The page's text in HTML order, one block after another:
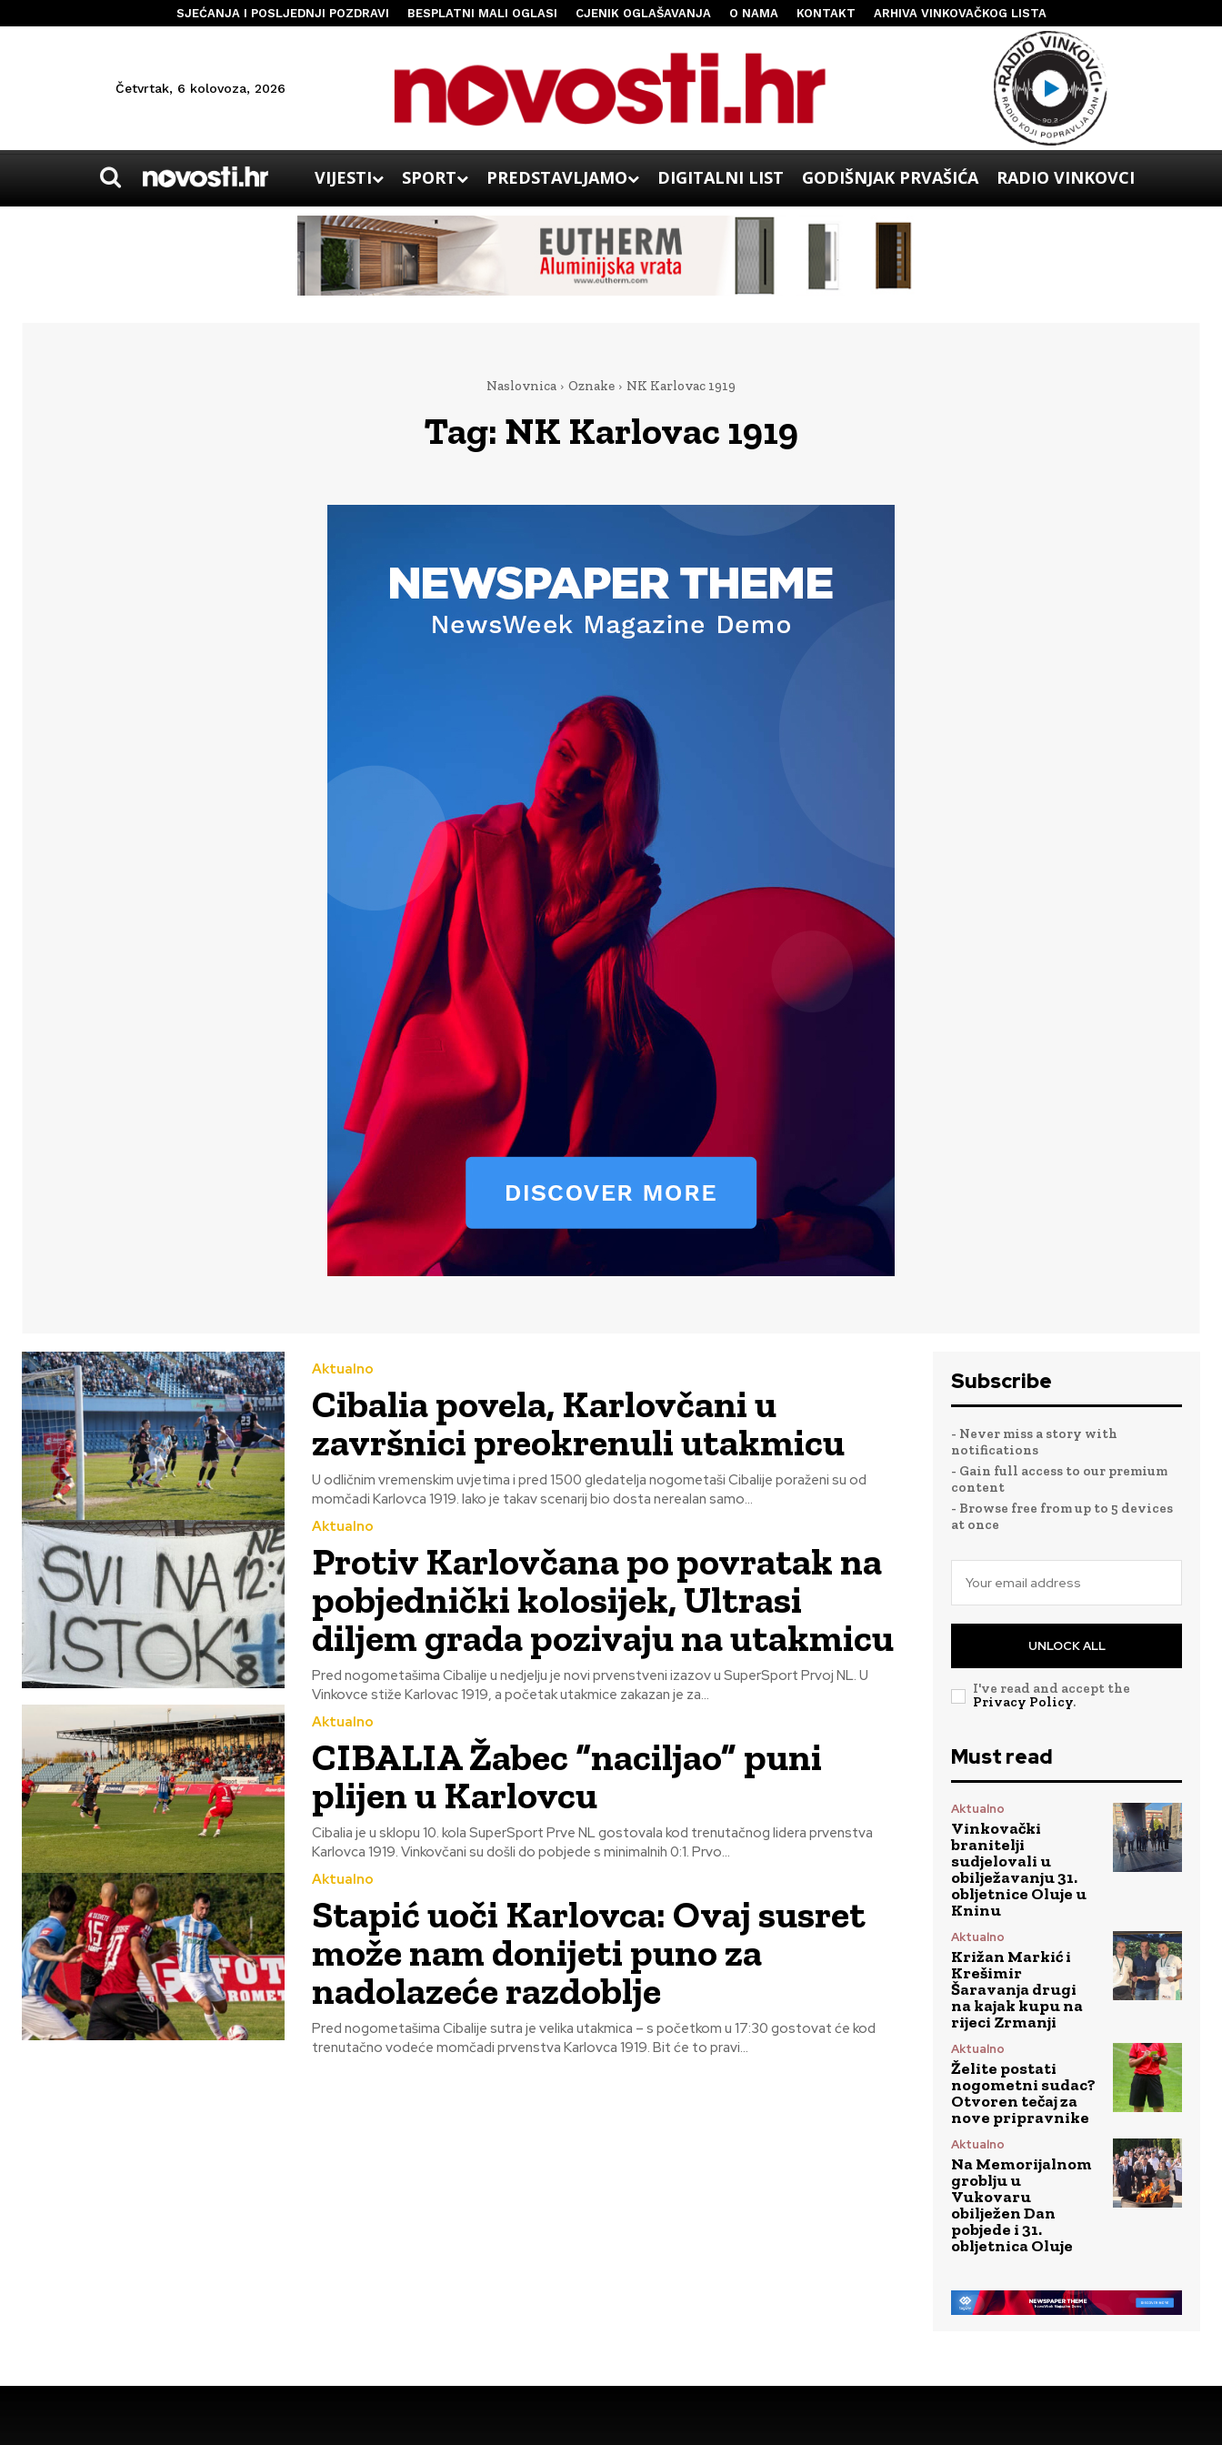
SJEĆANJA I POSLJEDNJI POZDRAVI BESPLATNI MALI OGLASI CJENIK OGLAŠAVANJA O NAMA KONTAKT ARHIVA VINKOVAČKOG LISTA
Četvrtak, 6 kolovoza, 2026
VIJESTI SPORT PREDSTAVLJAMO DIGITALNI LIST GODIŠNJAK PRVAŠIĆA RADIO VINKOVCI
Naslovnica Oznake NK Karlovac 1919
Tag: NK Karlovac 1919
Aktualno
Cibalia povela, Karlovčani u
završnici preokrenuli utakmicu
U odličnim vremenskim uvjetima i pred 1500 gledatelja nogometaši Cibalije poraženi su od
momčadi Karlovca 1919. Iako je takav scenarij bio dosta nerealan samo...
Aktualno
Protiv Karlovčana po povratak na
pobjednički kolosijek, Ultrasi
diljem grada pozivaju na utakmicu
Pred nogometašima Cibalije u nedjelju je novi prvenstveni izazov u SuperSport Prvoj NL. U
Vinkovce stiže Karlovac 1919, a početak utakmice zakazan je za...
Aktualno
CIBALIA Žabec “naciljao” puni
plijen u Karlovcu
Cibalia je u sklopu 10. kola SuperSport Prve NL gostovala kod trenutačnog lidera prvenstva
Karlovca 1919. Vinkovčani su došli do pobjede s minimalnih 0:1. Prvo...
Aktualno
Stapić uoči Karlovca: Ovaj susret
može nam donijeti puno za
nadolazeće razdoblje
Pred nogometašima Cibalije sutra je velika utakmica – s početkom u 17:30 gostovat će kod
trenutačno vodeće momčadi prvenstva Karlovca 1919. Bit će to pravi...
Subscribe
- Never miss a story with
notifications
- Gain full access to our premium
content
- Browse free from up to 5 devices
at once
UNLOCK ALL
I've read and accept the
Privacy Policy.
Must read
Aktualno
Vinkovački
branitelji
sudjelovali u
obilježavanju 31.
obljetnice Oluje u
Kninu
Aktualno
Križan Markić i
Krešimir
Šaravanja drugi
na kajak kupu na
rijeci Zrmanji
Aktualno
Želite postati
nogometni sudac?
Otvoren tečaj za
nove pripravnike
Aktualno
Na Memorijalnom
groblju u
Vukovaru
obilježen Dan
pobjede i 31.
obljetnica Oluje